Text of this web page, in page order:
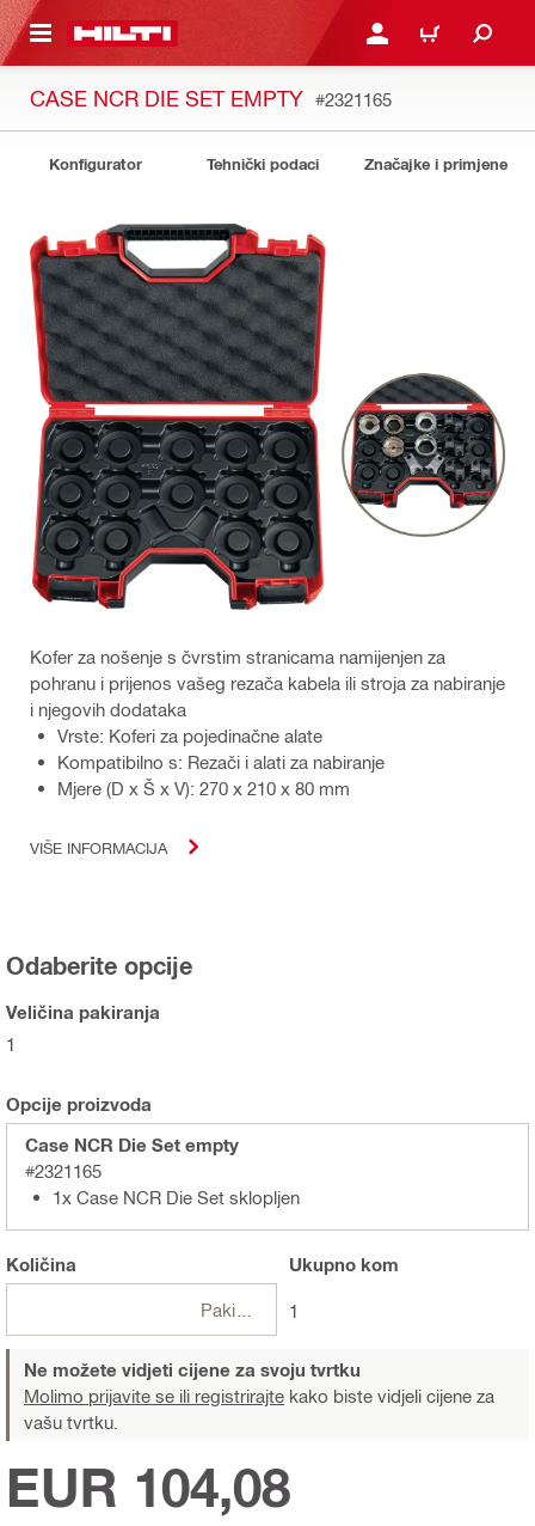
GLAVNI SADRŽAJ PRIJAVI SE ILI SE
KOŠARICA
CASE NCR DIE SET EMPTY #2321165
Konfigurator Tehnički podaci Značajke i primjene
Kofer za nošenje s čvrstim stranicama namijenjen za
pohranu i prijenos vašeg rezača kabela ili stroja za nabiranje
i njegovih dodataka
Vrste: Koferi za pojedinačne alate
Kompatibilno s: Rezači i alati za nabiranje
Mjere (D x Š x V): 270 x 210 x 80 mm
VIŠE INFORMACIJA
Odaberite opcije
Veličina pakiranja
1
Opcije proizvoda
Case NCR Die Set empty
#2321165
1x Case NCR Die Set sklopljen
Količina Ukupnokom
1
Ne možete vidjeti cijene za svoju tvrtku
Molimo prijavite se ili registrirajte kako biste vidjeli cijene za
vašu tvrtku.
EUR 104,08